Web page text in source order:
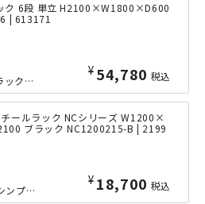
ク 6段 単立 H2100×W1800×D600
| 613171
¥ 54,780 税込
横幅1800mmの6段中軽量ラックの、奥行きたっぷりな600mmタイプ。ボルトレ...
ールラック NCシリーズ W1200×
ブラック NC1200215-B | 2199
¥ 18,700 税込
ボルトとナットを使った、シンプルな軽量ラック「NCシリーズ」の小回りの利くW12...